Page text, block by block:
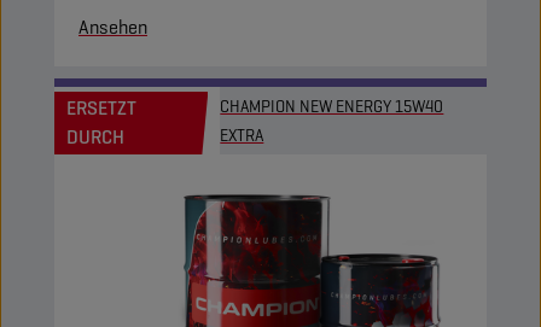
Ansehen
ERSETZT
DURCH
CHAMPION NEW ENERGY 15W40
EXTRA